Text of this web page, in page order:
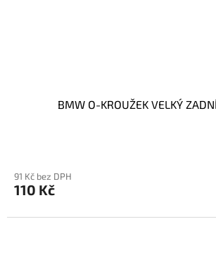
BMW O-KROUŽEK VELKÝ
91 Kč bez DPH
110 Kč